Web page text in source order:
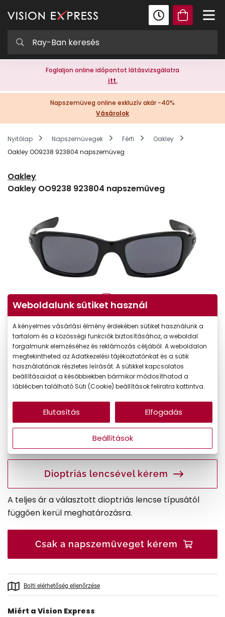
Foglaljon online időpontot látásvizsgálatra
itt.
Napszemüveg online exkluzív akár -40%
Vásárolok
Nyitólap Napszemüvegek Férfi
Oakley
Oakley OO9238 923804 napszemüveg
Oakley
Oakley OO9238 923804 napszemüveg
Ár: 44.690 Ft
Törzsvásárlói ár: 37.987 Ft
Online megvásárolható
Készleten
Dioptriás lencsével kérem
A teljes ár a választott dioptriás lencse típusától
függően kerül meghatározásra.
Csak a napszemüveget kérem
Bolti elérhetőség ellenőrzése
Miért a Vision Express
Weboldalunk sütiket használ
A kényelmes vásárlási élmény érdekében sütiket használunk a
tartalom és a közösségi funkciók biztosításához, a weboldal
forgalmunk elemzéséhez és reklámozás céljából. A weboldalon
megtekintheted az Adatkezelési tájékoztatónkat és a sütik
használatának részletes leírását. A sütikkel kapcsolatos
beállításaidat a későbbiekben bármikor módosíthatod a
láblécben található Süti (Cookie) beállítások feliratra kattintva.
Beállítások
Elutasítás Elfogadás